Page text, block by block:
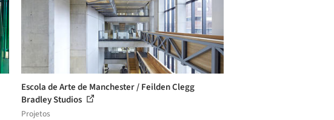
Escola de Arte de Manchester / Feilden Clegg
Bradley Studios
Projetos